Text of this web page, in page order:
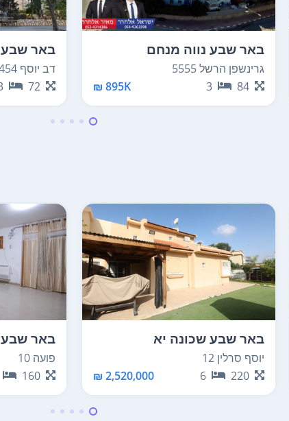
באר שבע נווה מנחם
גרינשפן הרשל 5555
84
3
895K ₪
באר שבע
דב יוסף 45454
72
באר שבע שכונה יא
יוסף סרלין 12
220
6
2,520,000 ₪
באר שבע
פועה 10
160